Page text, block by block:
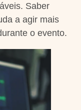
Saber
a agir mais
o evento.